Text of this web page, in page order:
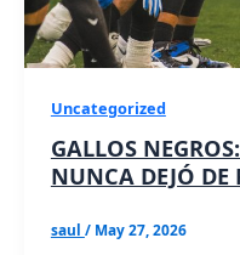
Uncategorized
GALLOS
NUNCA DEJÓ DE
saul / May 27, 2026